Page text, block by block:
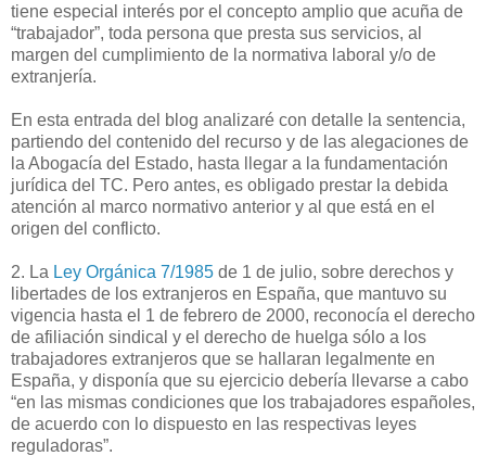
tiene especial interés por el concepto amplio que acuña de
“trabajador”, toda persona que presta sus servicios, al
margen del cumplimiento de la normativa laboral y/o de
extranjería.
En esta entrada del blog analizaré con detalle la sentencia,
partiendo del contenido del recurso y de las alegaciones de
la Abogacía del Estado, hasta llegar a la fundamentación
jurídica del TC. Pero antes, es obligado prestar la debida
atención al marco normativo anterior y al que está en el
origen del conflicto.
2. La Ley Orgánica 7/1985 de 1 de julio, sobre derechos y
libertades de los extranjeros en España, que mantuvo su
vigencia hasta el 1 de febrero de 2000, reconocía el derecho
de afiliación sindical y el derecho de huelga sólo a los
trabajadores extranjeros que se hallaran legalmente en
España, y disponía que su ejercicio debería llevarse a cabo
“en las mismas condiciones que los trabajadores españoles,
de acuerdo con lo dispuesto en las respectivas leyes
reguladoras”.